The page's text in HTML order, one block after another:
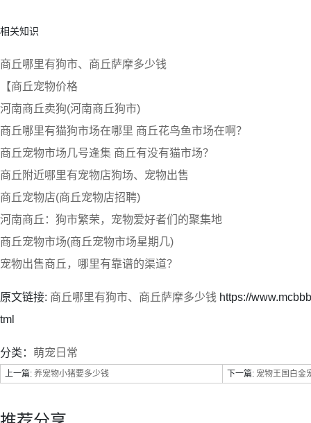
相关知识
商丘哪里有狗市、商丘萨摩多少钱
【商丘宠物价格
河南商丘卖狗(河南商丘狗市)
商丘哪里有猫狗市场在哪里 商丘花鸟鱼市场在啊？
商丘宠物市场几号逢集 商丘有没有猫市场？
商丘附近哪里有宠物店狗场、宠物出售
商丘宠物店(商丘宠物店招聘)
河南商丘：狗市繁荣，宠物爱好者们的聚集地
商丘宠物市场(商丘宠物市场星期几)
宠物出售商丘，哪里有靠谱的渠道？
原文链接: 商丘哪里有狗市、商丘萨摩多少钱 https://
tml
分类： 萌宠日常
上一篇: 养宠物小猪要多少钱 下一篇: 宠物王国白金